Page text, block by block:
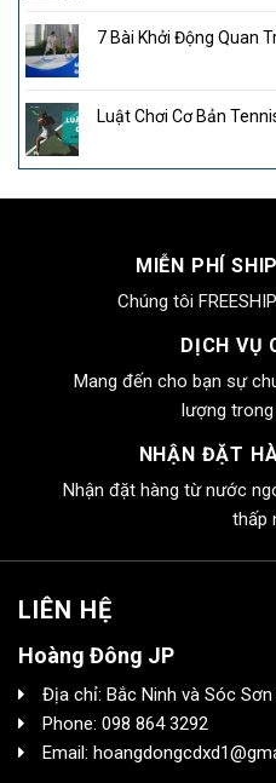
7 Bài Khởi Động Quan
Luật Chơi Cơ Bản
MIỄN PHÍ
Chúng tôi
DỊCH VỤ
Mang đến cho bạn sự
lượng
NHẬN ĐẶT
Nhận đặt hàng từ nước
thấp
LIÊN HỆ
Hoàng Đông JP
Địa chỉ: Bắc Ninh và Sóc Sơn
Phone: 098 864 3292
Email: